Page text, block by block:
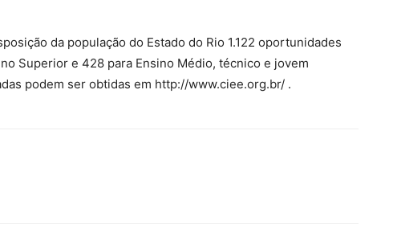
da população do Estado do Rio 1.122 oportunidades
Superior e 428 para Ensino Médio, técnico e jovem
podem ser obtidas em http://www.ciee.org.br/ .